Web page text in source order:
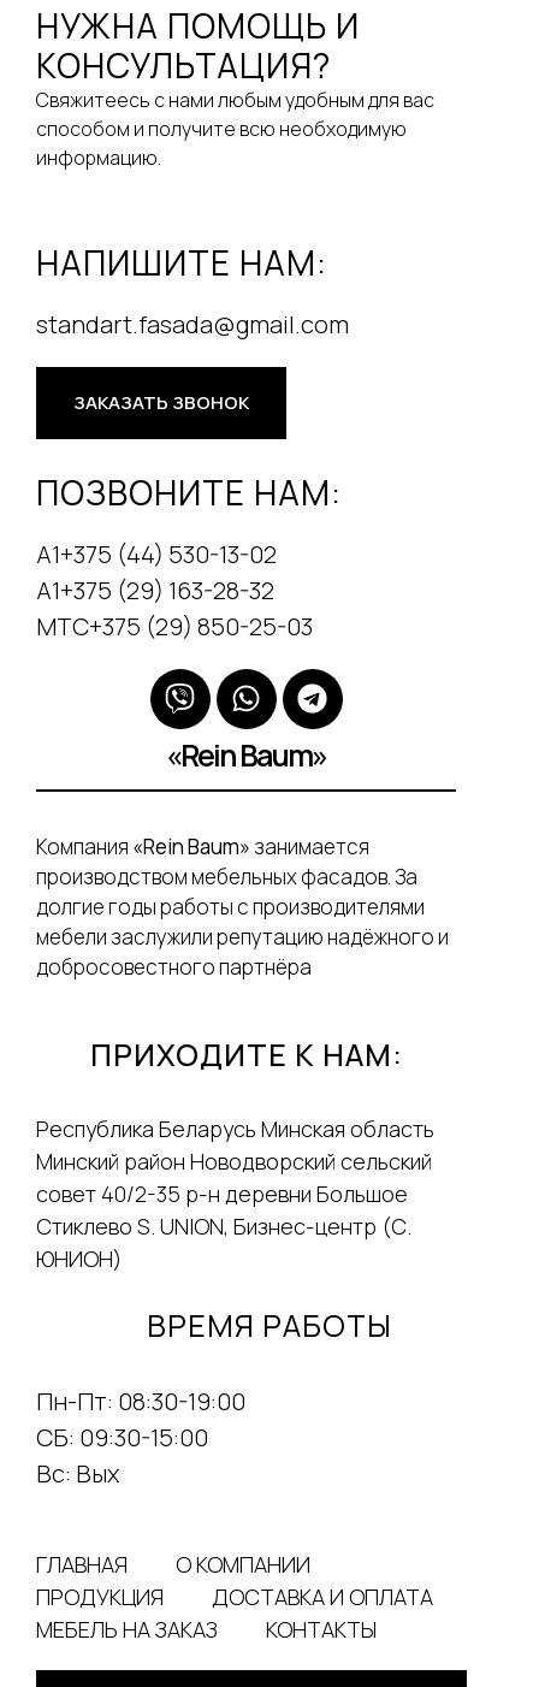
НУЖНА ПОМОЩЬ И
КОНСУЛЬТАЦИЯ?
Свяжитеесь с нами любым удобным для вас
способом и получите всю необходимую
информацию.
НАПИШИТЕ НАМ:
standart.fasada@gmail.com
ЗАКАЗАТЬ ЗВОНОК
ПОЗВОНИТЕ НАМ:
А1+375 (44) 530-13-02
А1+375 (29) 163-28-32
МТС+375 (29) 850-25-03
«Rein Baum»
Компания «Rein Baum» занимается
производством мебельных фасадов. За
долгие годы работы с производителями
мебели заслужили репутацию надёжного и
добросовестного партнёра
ПРИХОДИТЕ К НАМ:
Республика Беларусь Минская область
Минский район Новодворский сельский
совет 40/2-35 р-н деревни Большое
Стиклево S. UNION, Бизнес-центр (С.
ЮНИОН)
ВРЕМЯ РАБОТЫ
Пн-Пт: 08:30-19:00
СБ: 09:30-15:00
Вс: Вых
ГЛАВНАЯ
О КОМПАНИИ
ПРОДУКЦИЯ
ДОСТАВКА И ОПЛАТА
МЕБЕЛЬ НА ЗАКАЗ
КОНТАКТЫ